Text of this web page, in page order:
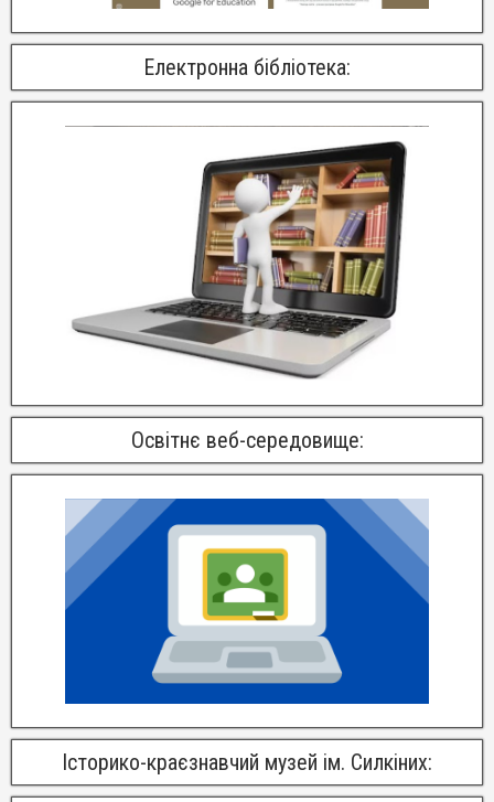
Електронна бібліотека:
Освітнє веб-середовище:
Історико-краєзнавчий музей ім. Силкіних: